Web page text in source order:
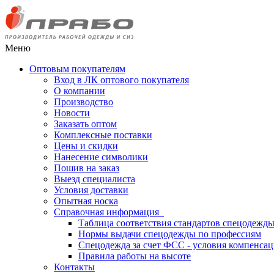
Меню
Оптовым покупателям
Вход в ЛК оптового покупателя
О компании
Производство
Новости
Заказать оптом
Комплексные поставки
Цены и скидки
Нанесение символики
Пошив на заказ
Выезд специалиста
Условия доставки
Опытная носка
Справочная информация
Таблица соответствия стандартов спецодежды
Нормы выдачи спецодежды по профессиям
Спецодежда за счет ФСС - условия
Правила работы на высоте
Контакты